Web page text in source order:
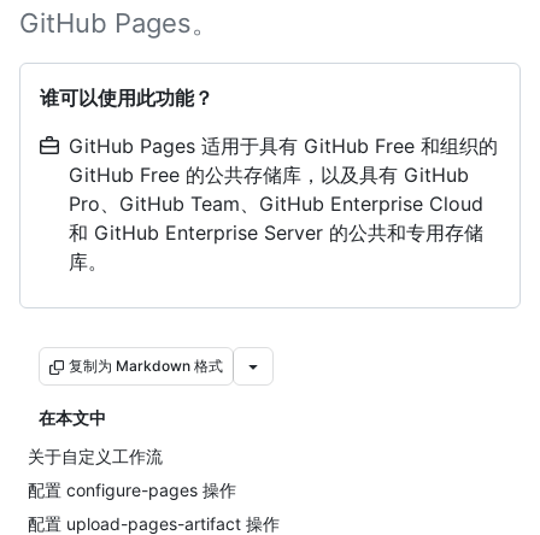
GitHub Pages。
谁可以使用此功能？
GitHub Pages 适用于具有 GitHub Free 和组织的
GitHub Free 的公共存储库，以及具有 GitHub
Pro、GitHub Team、GitHub Enterprise Cloud
和 GitHub Enterprise Server 的公共和专用存储
库。
复制为 Markdown 格式
在本文中
关于自定义工作流
配置 configure-pages 操作
配置 upload-pages-artifact 操作